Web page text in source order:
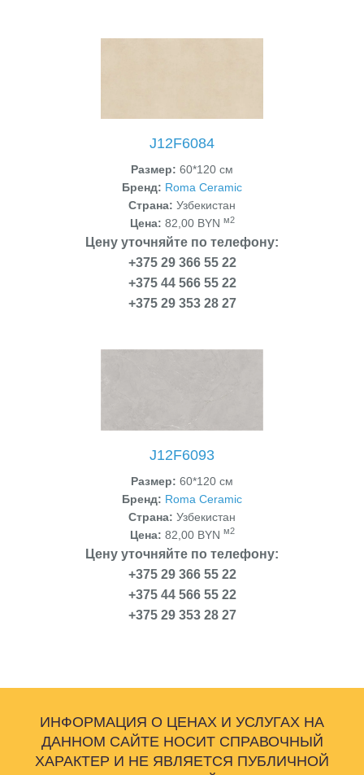
J12F6084
Размер: 60*120 см
Бренд: Roma Ceramic
Страна: Узбекистан
Цена: 82,00 BYN м2
Цену уточняйте по телефону:
+375 29 366 55 22
+375 44 566 55 22
+375 29 353 28 27
J12F6093
Размер: 60*120 см
Бренд: Roma Ceramic
Страна: Узбекистан
Цена: 82,00 BYN м2
Цену уточняйте по телефону:
+375 29 366 55 22
+375 44 566 55 22
+375 29 353 28 27
ИНФОРМАЦИЯ О ЦЕНАХ И УСЛУГАХ НА
ДАННОМ САЙТЕ НОСИТ СПРАВОЧНЫЙ
ХАРАКТЕР И НЕ ЯВЛЯЕТСЯ ПУБЛИЧНОЙ